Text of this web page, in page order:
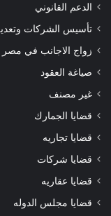
الدعم القانوني
تأسيس الشركات
زواج الاجانب في مصر
صياغة العقود
غير مصنف
قضايا الجمارك
قضايا تجاريه
قضايا شركات
قضايا عقاريه
قضايا مجلس الدوله